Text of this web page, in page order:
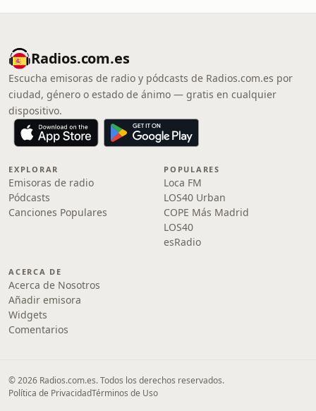
Radios.com.es
Escucha emisoras de radio y pódcasts de Radios.com.es por
ciudad, género o estado de ánimo — gratis en cualquier
dispositivo.
EXPLORAR
Emisoras de radio
Pódcasts
Canciones Populares
POPULARES
Loca FM
LOS40 Urban
COPE Más Madrid
LOS40
esRadio
ACERCA DE
Acerca de Nosotros
Añadir emisora
Widgets
Comentarios
© 2026 Radios.com.es. Todos los derechos reservados.
Política de PrivacidadTérminos de Uso